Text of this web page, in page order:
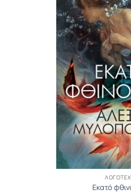
Εκατό